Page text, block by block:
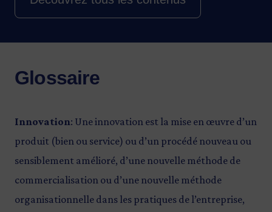
Glossaire
Innovation: Une innovation est la mise en œuvre d’un
produit (bien ou service) ou d’un procédé nouveau ou
sensiblement amélioré, d’une nouvelle méthode de
commercialisation ou d’une nouvelle méthode
organisationnelle dans les pratiques de l’entreprise,